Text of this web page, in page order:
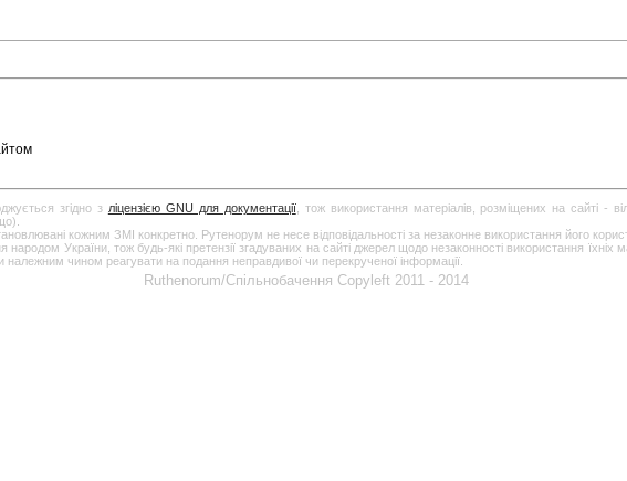
згідно з ліцензією GNU для документації, тож використання матеріалів, розміщених на сайті -
кожним ЗМІ конкретно. Рутенорум не несе відповідальності за незаконне використання його
України, тож будь-які претензії згадуваних на сайті джерел щодо незаконності використання їхніх
належним чином реагувати на подання неправдивої чи перекрученої інформації.
Ruthenorum/Спільнобачення Copyleft 2011 - 2014